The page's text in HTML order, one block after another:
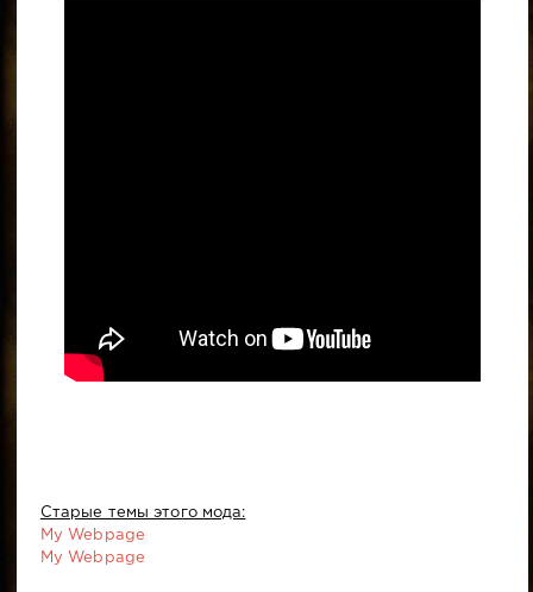
Старые темы этого мода:
My Webpage
My Webpage